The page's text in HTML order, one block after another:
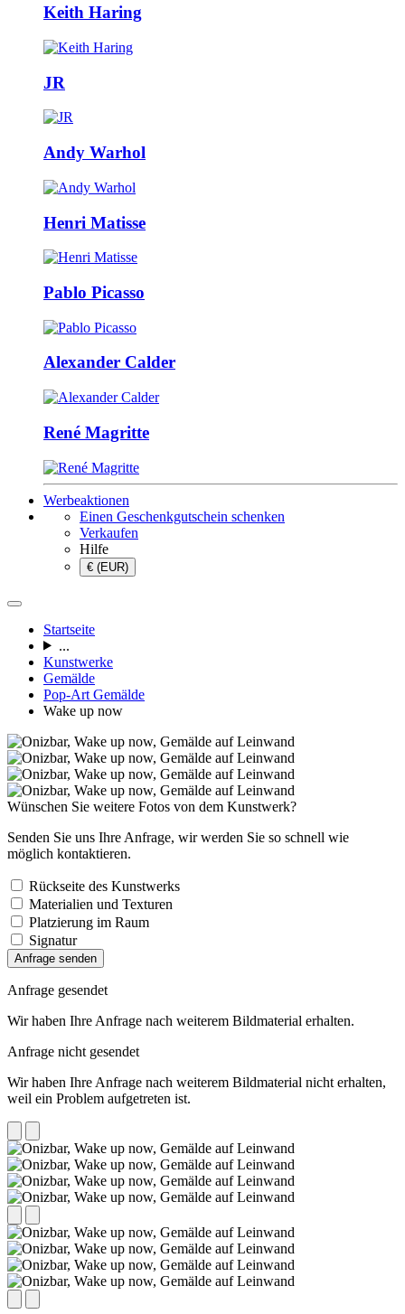
Keith Haring
JR
Andy Warhol
Henri Matisse
Pablo Picasso
Alexander Calder
René Magritte
Werbeaktionen
Einen Geschenkgutschein schenken
Verkaufen
Hilfe
€ (EUR)
Startseite
...
Kunstwerke
Gemälde
Pop-Art Gemälde
Wake up now
Wünschen Sie weitere Fotos von dem Kunstwerk?
Senden Sie uns Ihre Anfrage, wir werden Sie so schnell wie
möglich kontaktieren.
Rückseite des Kunstwerks
Materialien und Texturen
Platzierung im Raum
Signatur
Anfrage senden
Anfrage gesendet
Wir haben Ihre Anfrage nach weiterem Bildmaterial erhalten.
Anfrage nicht gesendet
Wir haben Ihre Anfrage nach weiterem Bildmaterial nicht erhalten,
weil ein Problem aufgetreten ist.